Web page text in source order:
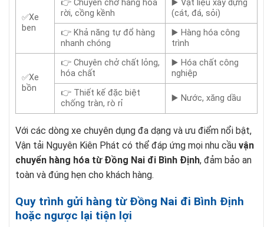
✅Xe
ben
👉 Chuyên chở hàng hóa
rời, cồng kềnh
▶️ Vật liệu xây dựng
(cát, đá, sỏi)
👉 Khả năng tự đổ hàng
nhanh chóng
▶️ Hàng hóa công
trình
✅Xe
bồn
👉 Chuyên chở chất lỏng,
hóa chất
▶️ Hóa chất công
nghiệp
👉 Thiết kế đặc biệt
chống tràn, rò rỉ
▶️ Nước, xăng dầu
Với các dòng xe chuyên dụng đa dạng và ưu điểm nổi bật,
Vận tải Nguyên Kiên Phát có thể đáp ứng mọi nhu cầu vận
chuyển hàng hóa từ Đồng Nai đi Bình Định, đảm bảo an
toàn và đúng hẹn cho khách hàng.
Quy trình gửi hàng từ Đồng Nai đi Bình Định
hoặc ngược lại tiện lợi